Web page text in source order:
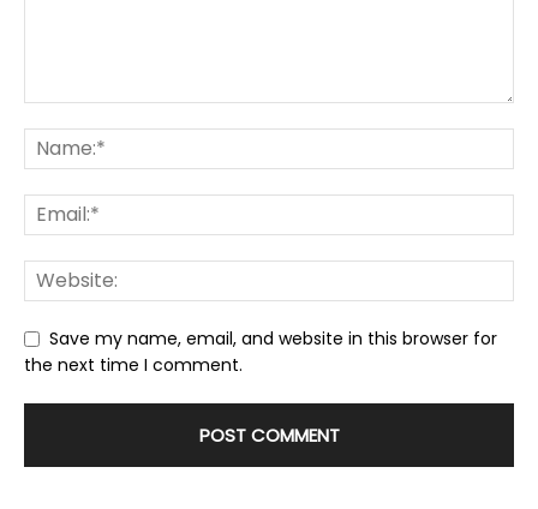
Save my name, email, and website in this browser for
the next time I comment.